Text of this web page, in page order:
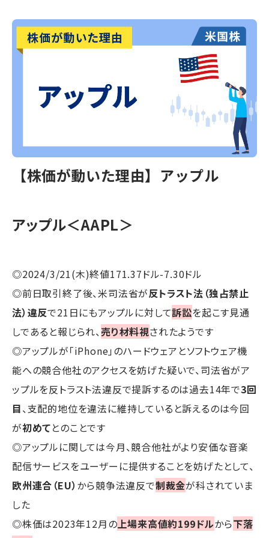
【株価が動いた理由】アップル
アップル＜AAPL＞
◎2024/3/21(木)終値171.37ドル-7.30ドル
◎前日取引終了後、米司法省が反トラスト法（独占禁止
法）違反で21日にもアップルに対して訴訟を起こす見通
しであると報じられ、 売り材料視されたようです
◎アップルが「iPhone」のハードウェアとソフトウェア機
能への競合他社のアクセスを妨げた疑いで、司法省がア
ップルを反トラスト法違反で提訴するのは過去14年で3回
目、支配的地位を違法に維持していると訴えるのは今回
が初めてとのことです
◎アップルに関しては今月、競合他社がより安価な音楽
配信サービスをユーザーに提供することを妨げたとして、
欧州連合（EU） から競争法違反で制裁金が科されていま
した
◎株価は2023年12月の 上場来高値約199ドルから下落